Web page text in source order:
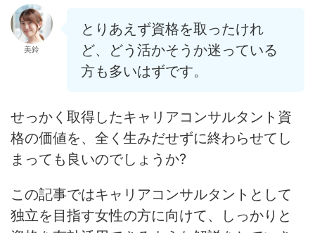
美鈴
とりあえず資格を取ったけれ
ど、どう活かそうか迷っている
方も多いはずです。
せっかく取得したキャリアコンサルタント資
格の価値を、全く生みだせずに終わらせてし
まっても良いのでしょうか?
この記事ではキャリアコンサルタントとして
独立を目指す女性の方に向けて、しっかりと